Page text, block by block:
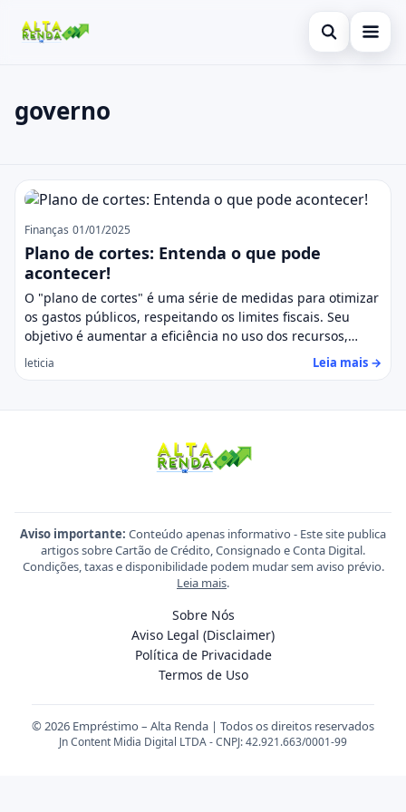
Abrir busca
Cartão de Crédito
Conta Digital
Empréstimo
Imóvel
Legal
Pressione Enter para buscar ou ESC para fechar.
governo
governo
Finanças 01/01/2025
Plano de cortes: Entenda o que pode
acontecer!
O "plano de cortes" é uma série de medidas para otimizar
os gastos públicos, respeitando os limites fiscais. Seu
objetivo é aumentar a eficiência no uso dos recursos,…
leticia Leia mais →
Aviso importante: Conteúdo apenas informativo - Este site publica
artigos sobre Cartão de Crédito, Consignado e Conta Digital.
Condições, taxas e disponibilidade podem mudar sem aviso prévio.
Leia mais.
Sobre Nós
Aviso Legal (Disclaimer)
Política de Privacidade
Termos de Uso
© 2026 Empréstimo – Alta Renda | Todos os direitos reservados
Jn Content Midia Digital LTDA - CNPJ: 42.921.663/0001-99